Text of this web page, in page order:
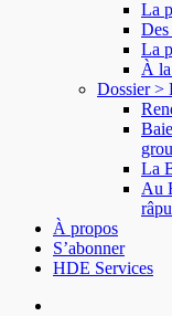
La
Des
La
À
Dossier >
La
Au
À propos
S’abonner
HDE Services